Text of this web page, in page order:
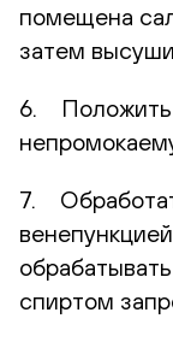
помещена
затем
6. Положить
7.
спиртом